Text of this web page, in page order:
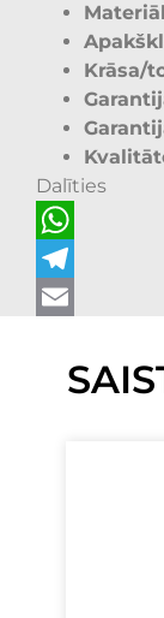
Krāsa/
Dalīties
WhatsApp
Telegram